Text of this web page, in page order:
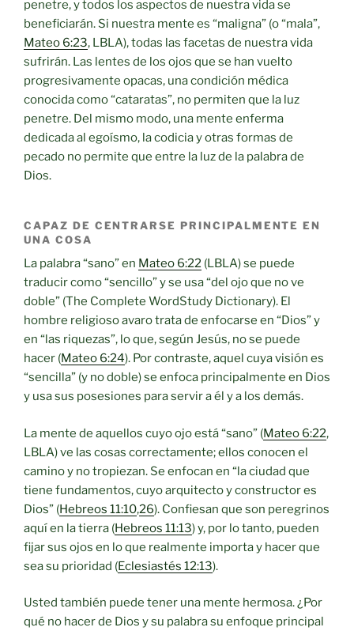
penetre, y todos los aspectos de nuestra vida se
beneficiarán. Si nuestra mente es “maligna” (o “mala”,
Mateo 6:23, LBLA), todas las facetas de nuestra vida
sufrirán. Las lentes de los ojos que se han vuelto
progresivamente opacas, una condición médica
conocida como “cataratas”, no permiten que la luz
penetre. Del mismo modo, una mente enferma
dedicada al egoísmo, la codicia y otras formas de
pecado no permite que entre la luz de la palabra de
Dios.
CAPAZ DE CENTRARSE PRINCIPALMENTE EN
UNA COSA
La palabra “sano” en Mateo 6:22 (LBLA) se puede
traducir como “sencillo” y se usa “del ojo que no ve
doble” (The Complete WordStudy Dictionary). El
hombre religioso avaro trata de enfocarse en “Dios” y
en “las riquezas”, lo que, según Jesús, no se puede
hacer (Mateo 6:24). Por contraste, aquel cuya visión es
“sencilla” (y no doble) se enfoca principalmente en Dios
y usa sus posesiones para servir a él y a los demás.
La mente de aquellos cuyo ojo está “sano” (Mateo 6:22,
LBLA) ve las cosas correctamente; ellos conocen el
camino y no tropiezan. Se enfocan en “la ciudad que
tiene fundamentos, cuyo arquitecto y constructor es
Dios” (Hebreos 11:10,26). Confiesan que son peregrinos
aquí en la tierra (Hebreos 11:13) y, por lo tanto, pueden
fijar sus ojos en lo que realmente importa y hacer que
sea su prioridad (Eclesiastés 12:13).
Usted también puede tener una mente hermosa. ¿Por
qué no hacer de Dios y su palabra su enfoque principal